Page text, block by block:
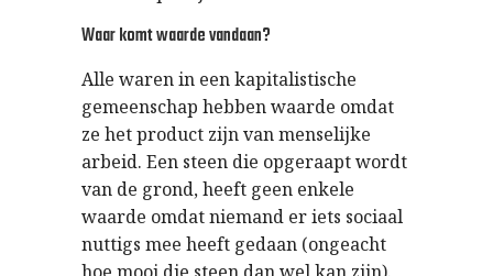
Waar komt waarde vandaan?
Alle waren in een kapitalistische
gemeenschap hebben waarde omdat
ze het product zijn van menselijke
arbeid. Een steen die opgeraapt wordt
van de grond, heeft geen enkele
waarde omdat niemand er iets sociaal
nuttigs mee heeft gedaan (ongeacht